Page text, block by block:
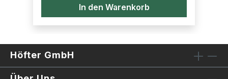
In den Warenkorb
Höfter GmbH